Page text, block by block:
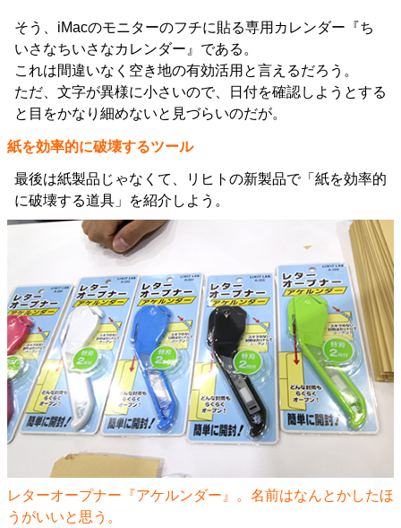
そう、iMacのモニターのフチに貼る専用カレンダー『ち
いさなちいさなカレンダー』である。
これは間違いなく空き地の有効活用と言えるだろう。
ただ、文字が異様に小さいので、日付を確認しようとする
と目をかなり細めないと見づらいのだが。
紙を効率的に破壊するツール
最後は紙製品じゃなくて、リヒトの新製品で「紙を効率的
に破壊する道具」を紹介しよう。
レターオープナー『アケルンダー』。名前はなんとかしたほ
うがいいと思う。